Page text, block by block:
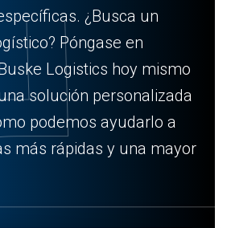
¿Busca un
Póngase en
Logistics hoy mismo
solución personalizada
podemos ayudarlo a
más rápidas y una mayor